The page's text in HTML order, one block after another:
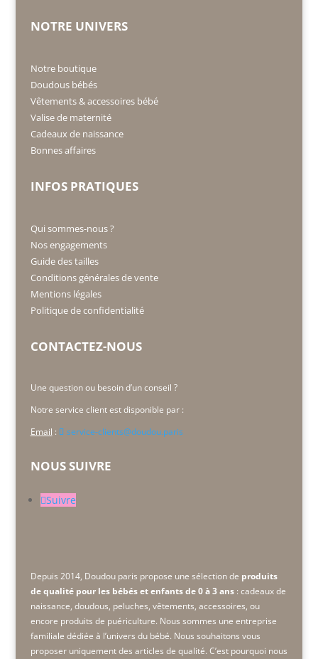
NOTRE UNIVERS
Notre boutique
Doudous bébés
Vêtements & accessoires bébé
Valise de maternité
Cadeaux de naissance
Bonnes affaires
INFOS PRATIQUES
Qui sommes-nous ?
Nos engagements
Guide des tailles
Conditions générales de vente
Mentions légales
Politique de confidentialité
CONTACTEZ-NOUS
Une question ou besoin d’un conseil ?
Notre service client est disponible par :
Email : service-clients@doudou.paris
NOUS SUIVRE
Suivre
Depuis 2014, Doudou paris propose une sélection de produits
de qualité pour les bébés et enfants de 0 à 3 ans: cadeaux de
naissance, doudous, peluches, vêtements, accessoires, ou
encore produits de puériculture. Nous sommes une entreprise
familiale dédiée à l’univers du bébé. Nous souhaitons vous
proposer uniquement des articles de qualité. C’est pourquoi nous